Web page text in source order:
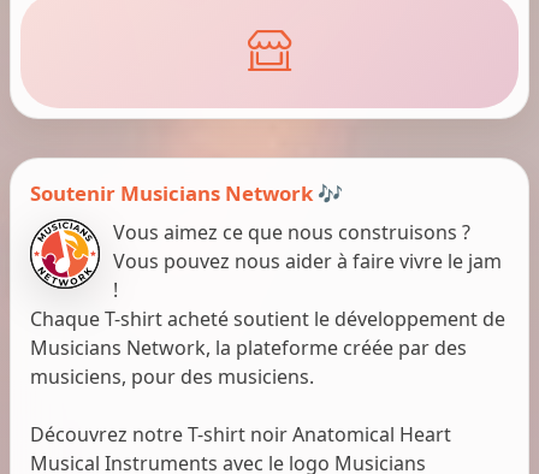
Soutenir Musicians Network 🎶
Vous aimez ce que nous construisons ?
Vous pouvez nous aider à faire vivre le jam
!
Chaque T-shirt acheté soutient le développement de
Musicians Network, la plateforme créée par des
musiciens, pour des musiciens.
Découvrez notre T-shirt noir Anatomical Heart
Musical Instruments avec le logo Musicians